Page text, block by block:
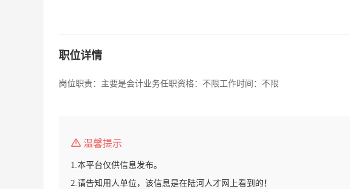
职位详情
岗位职责：主要是会计业务任职资格：不限工作时间：不限
温馨提示
1.本平台仅供信息发布。
2.请告知用人单位，该信息是在陆河人才网上看到的！